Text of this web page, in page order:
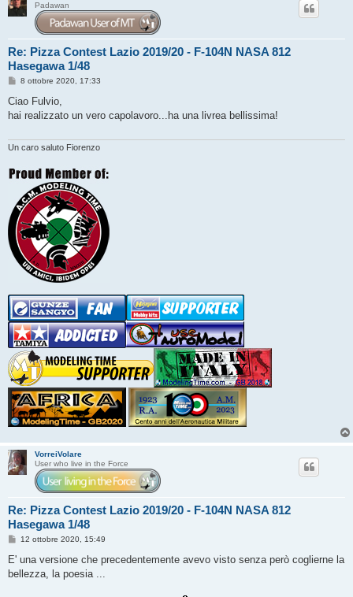
Padawan
Re: Pizza Contest Lazio 2019/20 - F-104N NASA 812
Hasegawa 1/48
M
s
a
i
8 ottobre 2020, 17:33
Ciao Fulvio,
hai realizzato un vero capolavoro...ha una livrea bellissima!
Un caro saluto Fiorenzo
VorreiVolare
User who live in the Force
Re: Pizza Contest Lazio 2019/20 - F-104N NASA 812
Hasegawa 1/48
M
s
a
12 ottobre 2020, 15:49
E' una versione che precedentemente avevo visto senza però coglierne la
bellezza, la poesia ...